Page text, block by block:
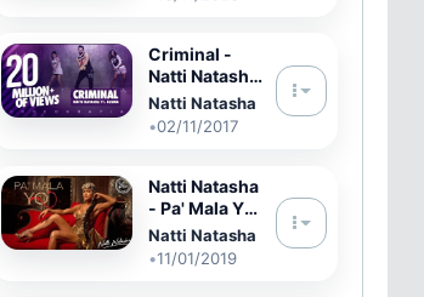
Criminal -
Natti Natasha
ft. Ozuna |
FitDance Life
(Coreografía)
Natti Natasha
•02/11/2017
Natti Natasha
- Pa' Mala YO
[Official
Video]
Natti Natasha
•11/01/2019